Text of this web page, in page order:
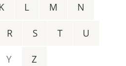
L M N
R S T U
Y Z